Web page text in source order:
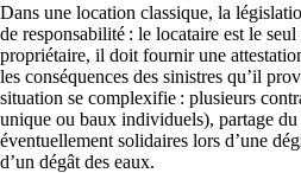
Dans une location classique, la
de responsabilité : le locataire est le
propriétaire, il doit fournir une
les conséquences des sinistres qu’il
situation se complexifie : plusieurs
unique ou baux individuels), partage
éventuellement solidaires lors d’une
d’un dégât des eaux.